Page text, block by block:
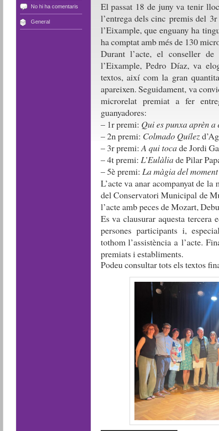
No hi ha comentaris
General
El passat 18 de juny va tenir
l’entrega dels cinc premis del
l’Eixample, que enguany ha
ha comptat amb més de 130
Durant l’acte, el conseller
l’Eixample, Pedro Díaz, va
textos, així com la gran
apareixen. Seguidament, va
microrelat premiat a fer
guanyadores:
– 1r premi: Qui es punxa aprèn a
– 2n premi: Colmado Quílez
– 3r premi:A qui tocade Jordi
– 4t premi: L’Eulàliade Pilar
– 5è premi: La màgia del moment
L’acte va anar acompanyat de
del Conservatori Municipal de
l’acte amb peces de Mozart,
Es va clausurar aquesta
persones participants i,
tothom l’assistència a l’acte.
premiats i establiments.
Podeu consultar tots els textos